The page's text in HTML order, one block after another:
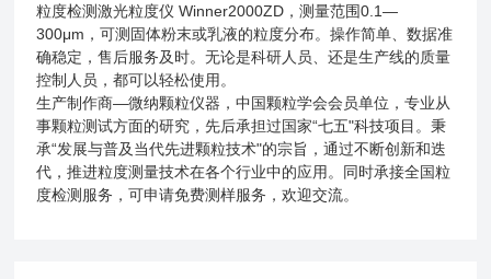
粒度检测激光粒度仪 Winner2000ZD，测量范围0.1—
300μm，可测固体粉末或乳液的粒度分布。操作简单、数据准
确稳定，售后服务及时。无论是科研人员、还是生产线的质量
控制人员，都可以轻松使用。
生产制作商—微纳颗粒仪器，中国颗粒学会会员单位，专业从
事颗粒测试方面的研究，先后承担过国家“七五"科技项目。秉
承“发展与普及当代先进颗粒技术"的宗旨，通过不断创新和迭
代，推进粒度测量技术在各个行业中的应用。同时承接全国粒
度检测服务，可申请免费测样服务，欢迎交流。